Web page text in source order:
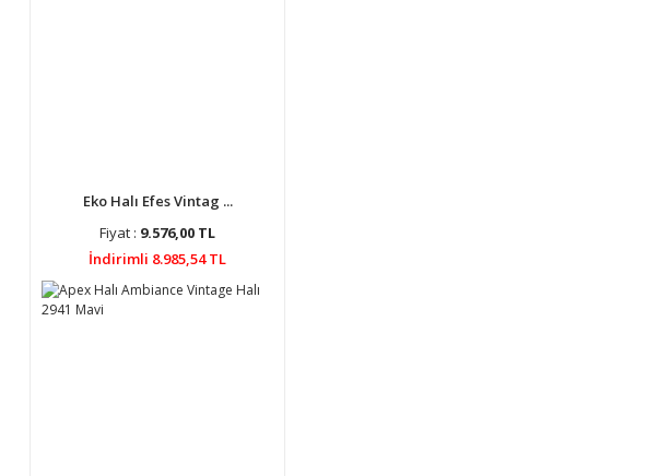
Eko Halı Efes Vintag ...
Fiyat : 9.576,00 TL
İndirimli 8.985,54 TL